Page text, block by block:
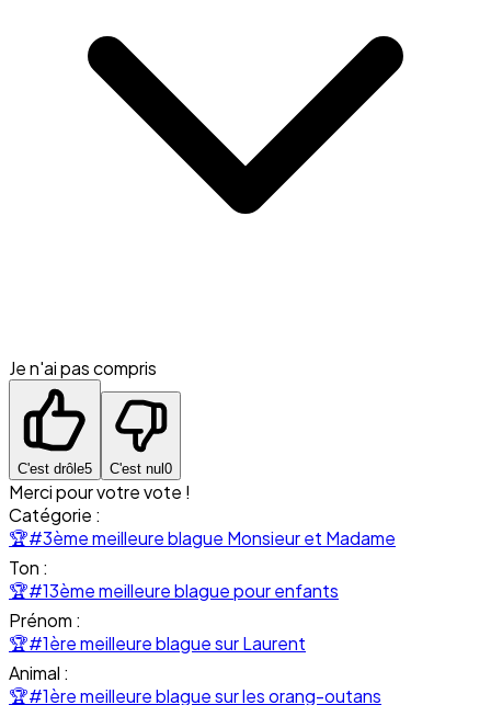
Je n'ai pas compris
C'est drôle5 C'est nul 0
Merci pour votre vote !
Catégorie :
🏆#3ème meilleure blague Monsieur et Madame
Ton :
🏆#13ème meilleure blague pour enfants
Prénom :
🏆#1ère meilleure blague sur Laurent
Animal :
🏆#1ère meilleure blague sur les orang-outans